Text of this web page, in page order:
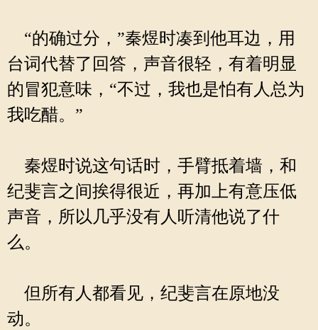
“的确过分，”秦煜时凑到他耳边，用
台词代替了回答，声音很轻，有着明显
的冒犯意味，“不过，我也是怕有人总为
我吃醋。”
秦煜时说这句话时，手臂抵着墙，和
纪斐言之间挨得很近，再加上有意压低
声音，所以几乎没有人听清他说了什
么。
但所有人都看见，纪斐言在原地没
动。